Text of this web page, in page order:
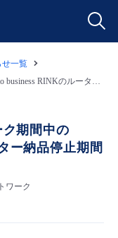
せ一覧
【お知らせ】ゴールデンウィーク期間中のdocomo business RINKのルーター納品停止期間のお知らせ
ク期間中の
ー納品停止期間
ワーク